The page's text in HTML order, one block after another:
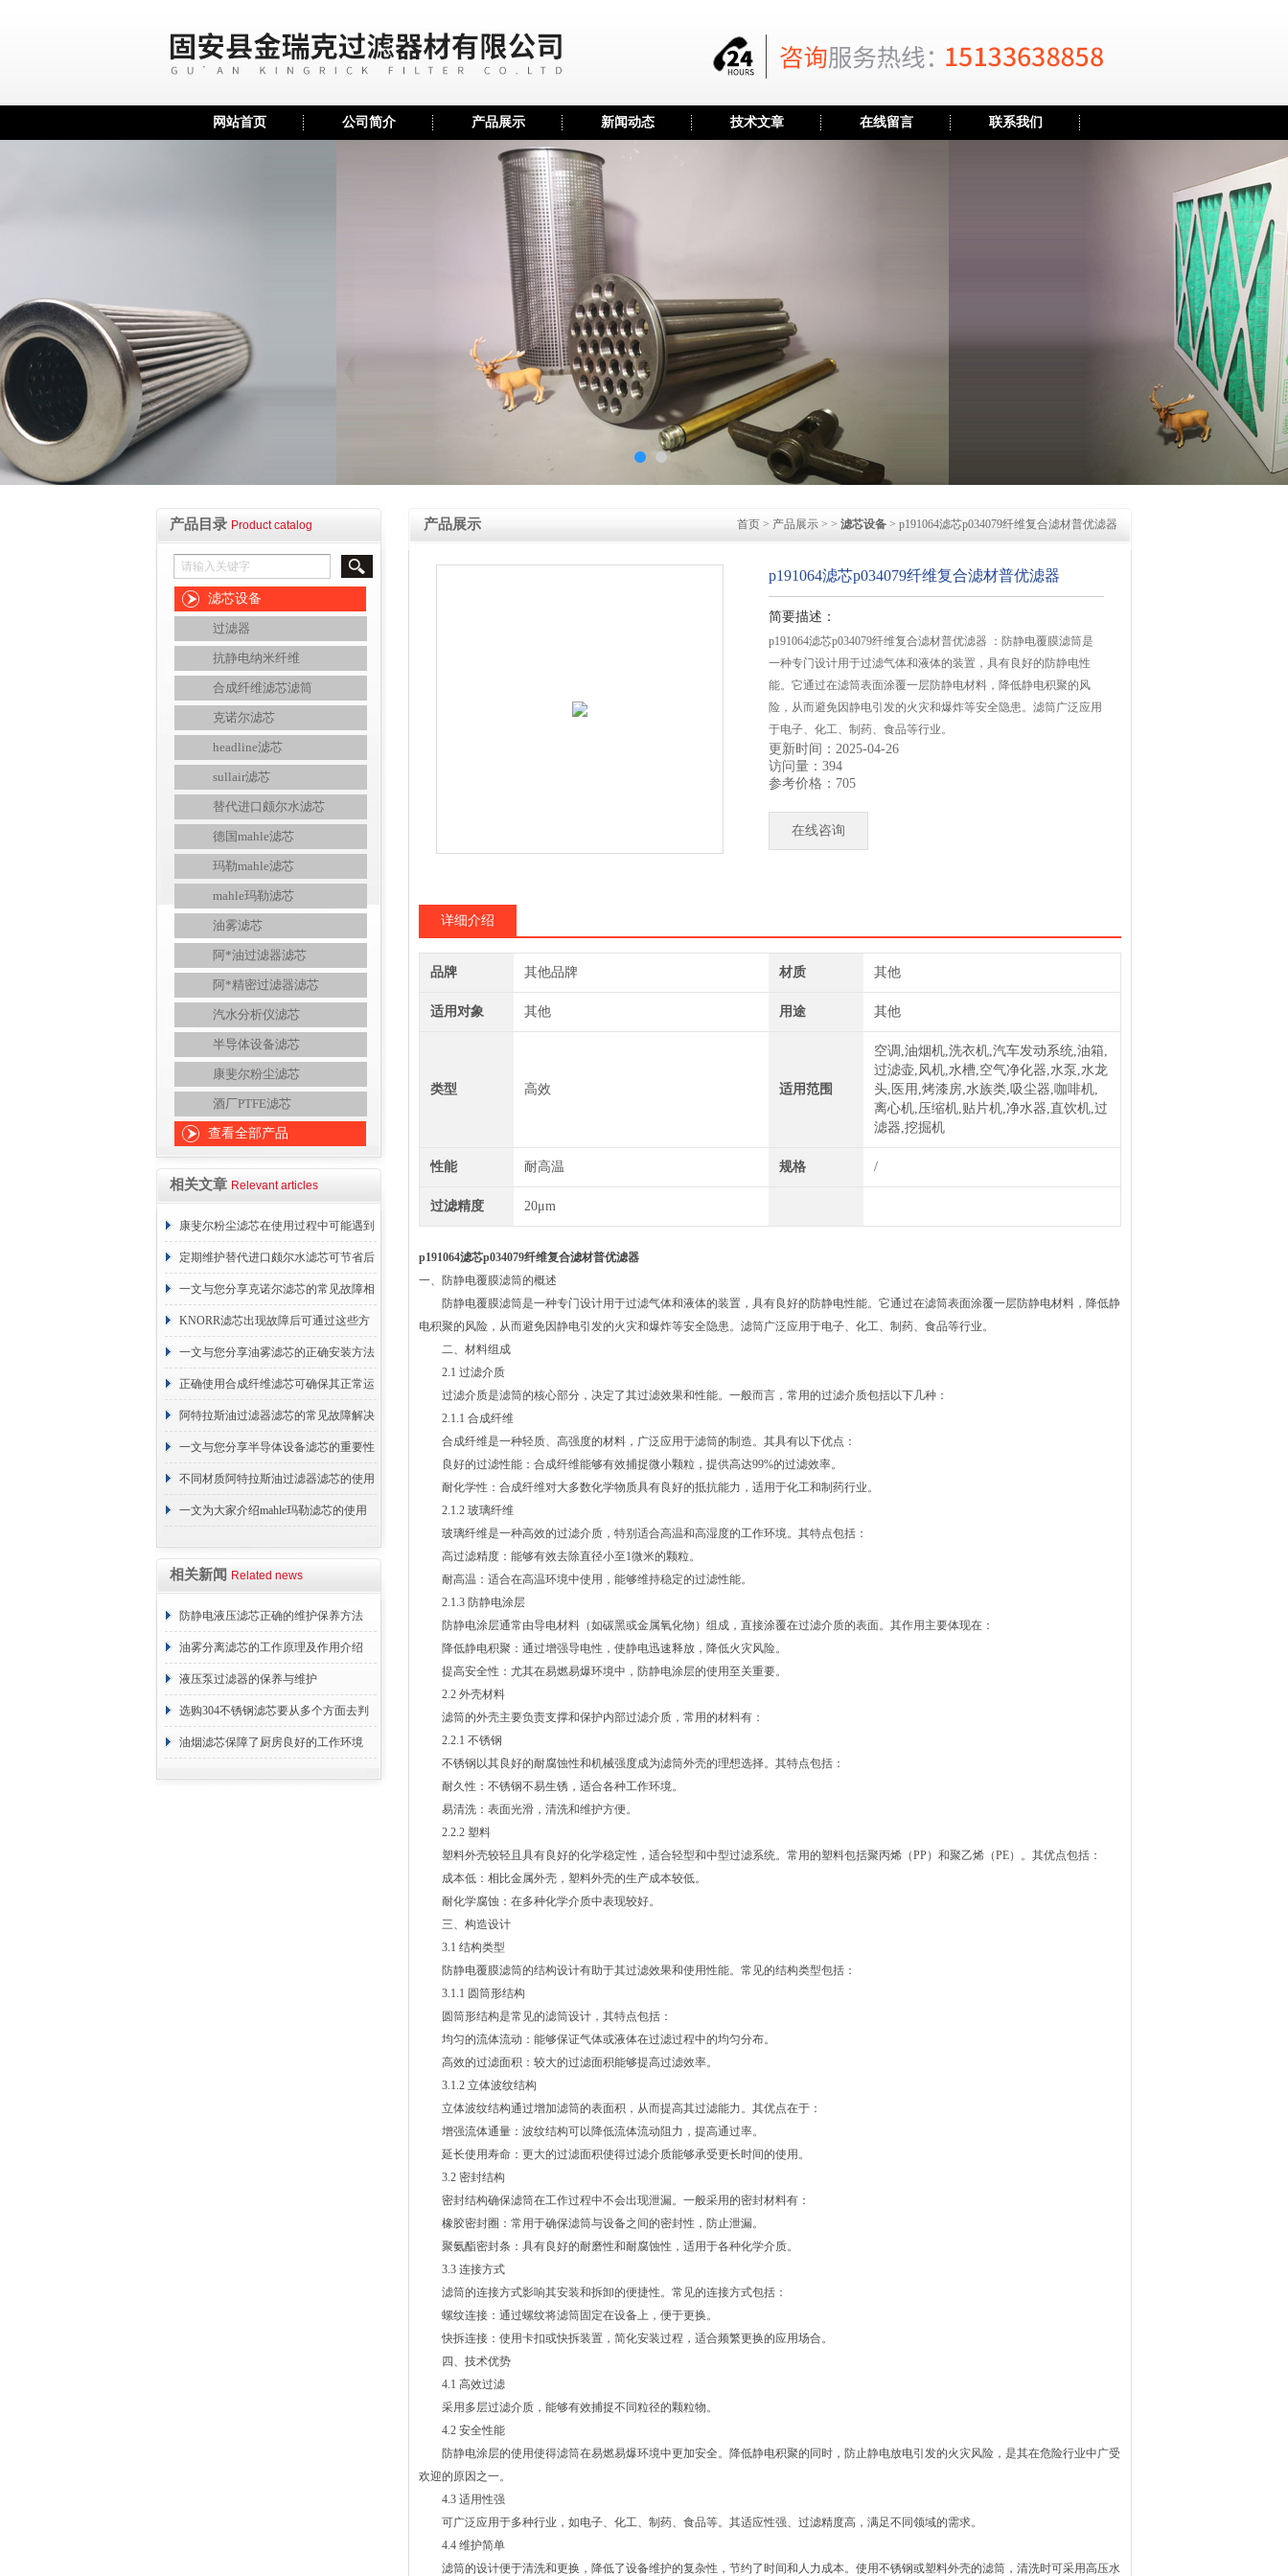
网站首页 公司简介 产品展示 新闻动态 技术文章 在线留言 联系我们
产品目录 Product catalog
滤芯设备
过滤器
抗静电纳米纤维
合成纤维滤芯滤筒
克诺尔滤芯
headline滤芯
sullair滤芯
替代进口颇尔水滤芯
德国mahle滤芯
玛勒mahle滤芯
mahle玛勒滤芯
油雾滤芯
阿*油过滤器滤芯
阿*精密过滤器滤芯
汽水分析仪滤芯
半导体设备滤芯
康斐尔粉尘滤芯
酒厂PTFE滤芯
查看全部产品
相关文章 Relevant articles
康斐尔粉尘滤芯在使用过程中可能遇到
的故障相应解决方法分享
定期维护替代进口颇尔水滤芯可节省后
续更换成本
一文与您分享克诺尔滤芯的常见故障相
应解决方法
KNORR滤芯出现故障后可通过这些方
法解决
一文与您分享油雾滤芯的正确安装方法
正确使用合成纤维滤芯可确保其正常运
行
阿特拉斯油过滤器滤芯的常见故障解决
方法介绍
一文与您分享半导体设备滤芯的重要性
不同材质阿特拉斯油过滤器滤芯的使用
周期区别介绍
一文为大家介绍mahle玛勒滤芯的使用
相关新闻 Related news
防静电液压滤芯正确的维护保养方法
油雾分离滤芯的工作原理及作用介绍
液压泵过滤器的保养与维护
选购304不锈钢滤芯要从多个方面去判
断
油烟滤芯保障了厨房良好的工作环境
产品展示 首页 > 产品展示 > > 滤芯设备 > p191064滤芯p034079纤维复合滤材普优滤器
p191064滤芯p034079纤维复合滤材普优滤器
简要描述：
p191064滤芯p034079纤维复合滤材普优滤器 ：防静电覆膜滤筒是
一种专门设计用于过滤气体和液体的装置，具有良好的防静电性
能。它通过在滤筒表面涂覆一层防静电材料，降低静电积聚的风
险，从而避免因静电引发的火灾和爆炸等安全隐患。滤筒广泛应用
于电子、化工、制药、食品等行业。
更新时间：2025-04-26
访问量：394
参考价格：705
在线咨询
详细介绍
品牌 其他品牌 材质 其他
适用对象 其他 用途 其他
类型 高效 适用范围
空调,油烟机,洗衣机,汽车发动系统,油箱,
过滤壶,风机,水槽,空气净化器,水泵,水龙
头,医用,烤漆房,水族类,吸尘器,咖啡机,
离心机,压缩机,贴片机,净水器,直饮机,过
滤器,挖掘机
性能 耐高温 规格 /
过滤精度 20μm
p191064滤芯p034079纤维复合滤材普优滤器
一、防静电覆膜滤筒的概述
防静电覆膜滤筒是一种专门设计用于过滤气体和液体的装置，具有良好的防静电性能。它通过在滤筒表面涂覆一层防静电材料，降低静
电积聚的风险，从而避免因静电引发的火灾和爆炸等安全隐患。滤筒广泛应用于电子、化工、制药、食品等行业。
二、材料组成
2.1 过滤介质
过滤介质是滤筒的核心部分，决定了其过滤效果和性能。一般而言，常用的过滤介质包括以下几种：
2.1.1 合成纤维
合成纤维是一种轻质、高强度的材料，广泛应用于滤筒的制造。其具有以下优点：
良好的过滤性能：合成纤维能够有效捕捉微小颗粒，提供高达99%的过滤效率。
耐化学性：合成纤维对大多数化学物质具有良好的抵抗能力，适用于化工和制药行业。
2.1.2 玻璃纤维
玻璃纤维是一种高效的过滤介质，特别适合高温和高湿度的工作环境。其特点包括：
高过滤精度：能够有效去除直径小至1微米的颗粒。
耐高温：适合在高温环境中使用，能够维持稳定的过滤性能。
2.1.3 防静电涂层
防静电涂层通常由导电材料（如碳黑或金属氧化物）组成，直接涂覆在过滤介质的表面。其作用主要体现在：
降低静电积聚：通过增强导电性，使静电迅速释放，降低火灾风险。
提高安全性：尤其在易燃易爆环境中，防静电涂层的使用至关重要。
2.2 外壳材料
滤筒的外壳主要负责支撑和保护内部过滤介质，常用的材料有：
2.2.1 不锈钢
不锈钢以其良好的耐腐蚀性和机械强度成为滤筒外壳的理想选择。其特点包括：
耐久性：不锈钢不易生锈，适合各种工作环境。
易清洗：表面光滑，清洗和维护方便。
2.2.2 塑料
塑料外壳较轻且具有良好的化学稳定性，适合轻型和中型过滤系统。常用的塑料包括聚丙烯（PP）和聚乙烯（PE）。其优点包括：
成本低：相比金属外壳，塑料外壳的生产成本较低。
耐化学腐蚀：在多种化学介质中表现较好。
三、构造设计
3.1 结构类型
防静电覆膜滤筒的结构设计有助于其过滤效果和使用性能。常见的结构类型包括：
3.1.1 圆筒形结构
圆筒形结构是常见的滤筒设计，其特点包括：
均匀的流体流动：能够保证气体或液体在过滤过程中的均匀分布。
高效的过滤面积：较大的过滤面积能够提高过滤效率。
3.1.2 立体波纹结构
立体波纹结构通过增加滤筒的表面积，从而提高其过滤能力。其优点在于：
增强流体通量：波纹结构可以降低流体流动阻力，提高通过率。
延长使用寿命：更大的过滤面积使得过滤介质能够承受更长时间的使用。
3.2 密封结构
密封结构确保滤筒在工作过程中不会出现泄漏。一般采用的密封材料有：
橡胶密封圈：常用于确保滤筒与设备之间的密封性，防止泄漏。
聚氨酯密封条：具有良好的耐磨性和耐腐蚀性，适用于各种化学介质。
3.3 连接方式
滤筒的连接方式影响其安装和拆卸的便捷性。常见的连接方式包括：
螺纹连接：通过螺纹将滤筒固定在设备上，便于更换。
快拆连接：使用卡扣或快拆装置，简化安装过程，适合频繁更换的应用场合。
四、技术优势
4.1 高效过滤
采用多层过滤介质，能够有效捕捉不同粒径的颗粒物。
4.2 安全性能
防静电涂层的使用使得滤筒在易燃易爆环境中更加安全。降低静电积聚的同时，防止静电放电引发的火灾风险，是其在危险行业中广受
欢迎的原因之一。
4.3 适用性强
可广泛应用于多种行业，如电子、化工、制药、食品等。其适应性强、过滤精度高，满足不同领域的需求。
4.4 维护简单
滤筒的设计便于清洗和更换，降低了设备维护的复杂性，节约了时间和人力成本。使用不锈钢或塑料外壳的滤筒，清洗时可采用高压水